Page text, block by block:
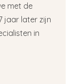
met de
jaar later zijn
in